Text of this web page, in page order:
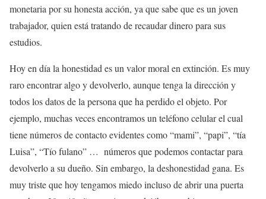
monetaria por su honesta acción, ya que sabe que es un joven
trabajador, quien está tratando de recaudar dinero para sus
estudios.
Hoy en día la honestidad es un valor moral en extinción. Es muy
raro encontrar algo y devolverlo, aunque tenga la dirección y
todos los datos de la persona que ha perdido el objeto. Por
ejemplo, muchas veces encontramos un teléfono celular el cual
tiene números de contacto evidentes como “mami”, “papi”, “tía
Luisa”, “Tío fulano” … números que podemos contactar para
devolverlo a su dueño. Sin embargo, la deshonestidad gana. Es
muy triste que hoy tengamos miedo incluso de abrir una puerta